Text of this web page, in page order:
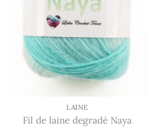
peuvent
être
choisies
sur
la
page
du
produit
LAINE
Fil de laine degradé Naya